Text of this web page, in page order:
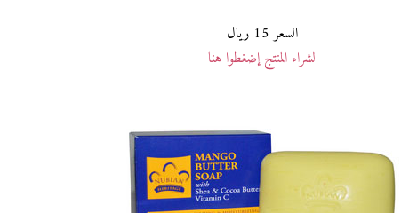
السعر 15 ريال
لشراء المنتج إضغطوا هنا